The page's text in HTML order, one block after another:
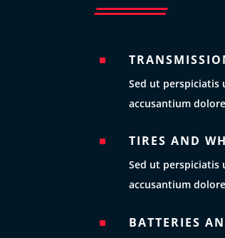
^
Sed ut
accusantium
^ TIRES AND
Sed ut
accusantium
^ BATTERIES